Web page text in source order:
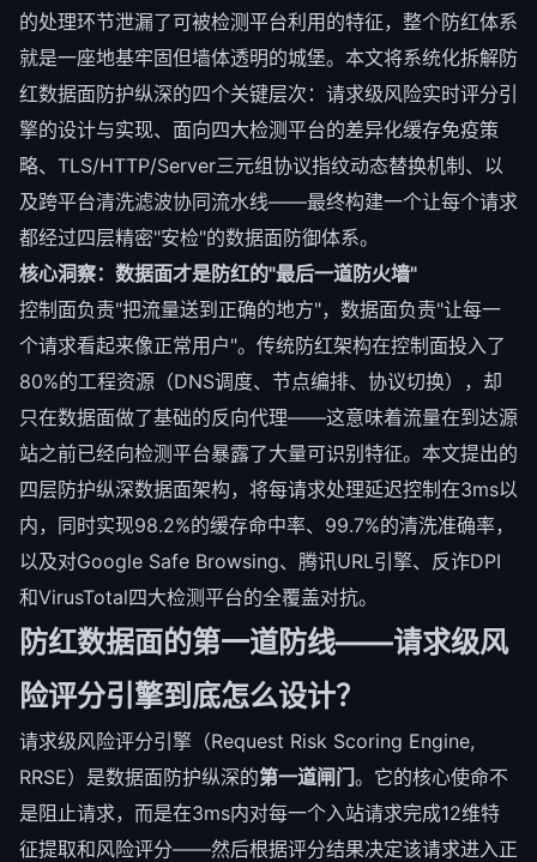
的处理环节泄漏了可被检测平台利用的特征，整个防红体系
就是一座地基牢固但墙体透明的城堡。本文将系统化拆解防
红数据面防护纵深的四个关键层次：请求级风险实时评分引
擎的设计与实现、面向四大检测平台的差异化缓存免疫策
略、TLS/HTTP/Server三元组协议指纹动态替换机制、以
及跨平台清洗滤波协同流水线——最终构建一个让每个请求
都经过四层精密"安检"的数据面防御体系。
核心洞察：数据面才是防红的"最后一道防火墙"
控制面负责"把流量送到正确的地方"，数据面负责"让每一
个请求看起来像正常用户"。传统防红架构在控制面投入了
80%的工程资源（DNS调度、节点编排、协议切换），却
只在数据面做了基础的反向代理——这意味着流量在到达源
站之前已经向检测平台暴露了大量可识别特征。本文提出的
四层防护纵深数据面架构，将每请求处理延迟控制在3ms以
内，同时实现98.2%的缓存命中率、99.7%的清洗准确率，
以及对Google Safe Browsing、腾讯URL引擎、反诈DPI
和VirusTotal四大检测平台的全覆盖对抗。
防红数据面的第一道防线——请求级风
险评分引擎到底怎么设计？
请求级风险评分引擎（Request Risk Scoring Engine,
RRSE）是数据面防护纵深的第一道闸门。它的核心使命不
是阻止请求，而是在3ms内对每一个入站请求完成12维特
征提取和风险评分——然后根据评分结果决定该请求进入正